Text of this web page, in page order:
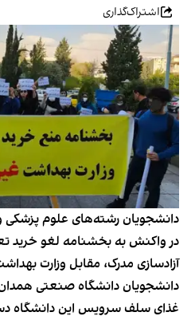
اشتراک‌گذاری
در واکنش به بخشنامه لغو خرید
آزادسازی مدرک، مقابل وزارت
دانشجویان دانشگاه صنعتی همدان
غذای سلف سرویس این دانشگاه